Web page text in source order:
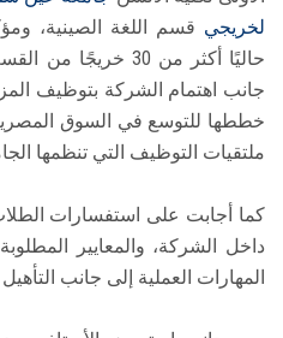
لخريجي قسم اللغة الصينية،
حاليًا أكثر من 30
جانب اهتمام الشركة بتوظيف
خططها للتوسع في السوق
ملتقيات التوظيف التي تنظمها
كما أجابت على استفسارات
داخل الشركة، والمعايير
المهارات العملية إلى جانب